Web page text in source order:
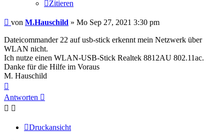
Zitieren
Beitrag
von M.Hauschild » Mo Sep 27, 2021 3:30 pm
Dateicommander 22 auf usb-stick erkennt mein Netzwerk über
WLAN nicht.
Ich nutze einen WLAN-USB-Stick Realtek 8812AU 802.11ac.
Danke für die Hilfe im Voraus
M. Hauschild
oben
Antworten
Druckansicht